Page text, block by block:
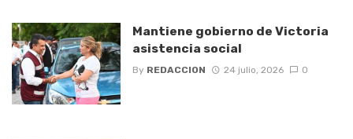
Mantiene gobierno de Victoria
asistencia social
By REDACCION 24 julio, 2026 0